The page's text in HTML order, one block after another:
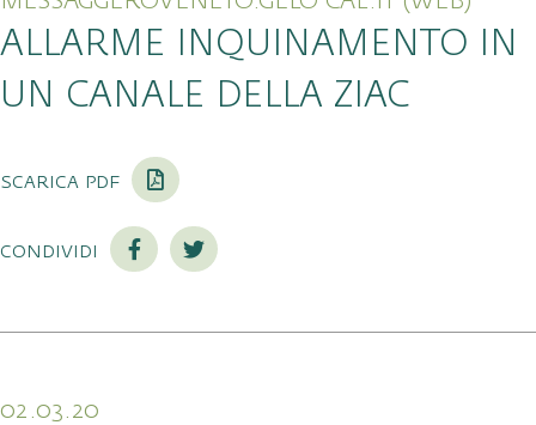
ALLARME INQUINAMENTO IN
UN CANALE DELLA ZIAC
scarica pdf
condividi
02.03.20